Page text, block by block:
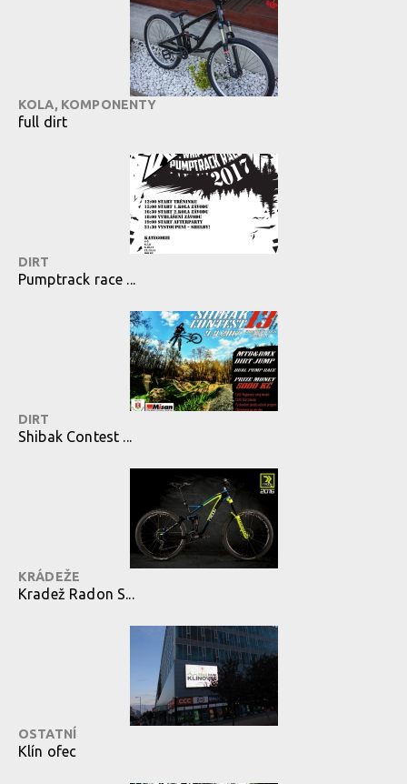
KOLA, KOMPONENTY
full dirt
DIRT
Pumptrack race ...
DIRT
Shibak Contest ...
KRÁDEŽE
Kradež Radon S...
OSTATNÍ
Klín ofec